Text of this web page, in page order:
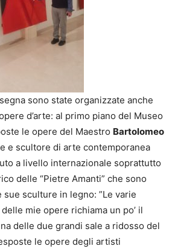
sono state organizzate anche
d’arte: al primo piano del Museo
le opere del Maestro Bartolomeo
e scultore di arte contemporanea
a livello internazionale soprattutto
delle “Pietre Amanti” che sono
sculture in legno: ”Le varie
mie opere richiama un po’ il
delle due grandi sale a ridosso del
le opere degli artisti